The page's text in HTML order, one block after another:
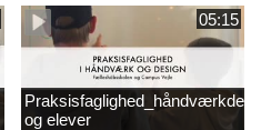
05:15
og elever